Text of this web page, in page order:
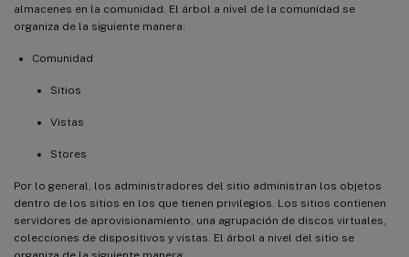
almacenes en la comunidad. El árbol a nivel de la comunidad se
organiza de la siguiente manera:
Comunidad
Sitios
Vistas
Stores
Por lo general, los administradores del sitio administran los objetos
dentro de los sitios en los que tienen privilegios. Los sitios contienen
servidores de aprovisionamiento, una agrupación de discos virtuales,
colecciones de dispositivos y vistas. El árbol a nivel del sitio se